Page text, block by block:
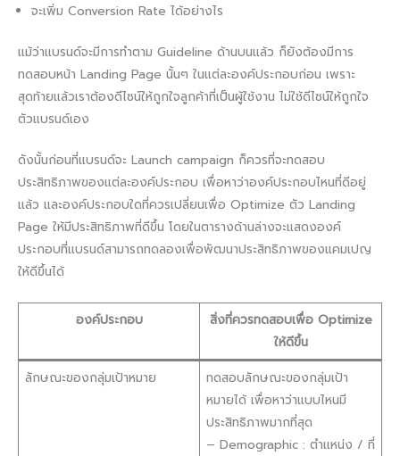
จะเพิ่ม Conversion Rate ได้อย่างไร
แม้ว่าแบรนด์จะมีการทำตาม Guideline ด้านบนแล้ว ก็ยังต้องมีการ
ทดสอบหน้า Landing Page นั้นๆ ในแต่ละองค์ประกอบก่อน เพราะ
สุดท้ายแล้วเราต้องดีไซน์ให้ถูกใจลูกค้าที่เป็นผู้ใช้งาน ไม่ใช้ดีไซน์ให้ถูกใจ
ตัวแบรนด์เอง
ดังนั้นก่อนที่แบรนด์จะ Launch campaign ก็ควรที่จะทดสอบ
ประสิทธิภาพของแต่ละองค์ประกอบ เพื่อหาว่าองค์ประกอบไหนที่ดีอยู่
แล้ว และองค์ประกอบใดที่ควรเปลี่ยนเพื่อ Optimize ตัว Landing
Page ให้มีประสิทธิภาพที่ดีขึ้น โดยในตารางด้านล่างจะแสดงองค์
ประกอบที่แบรนด์สามารถทดลองเพื่อพัฒนาประสิทธิภาพของแคมเปญ
ให้ดีขึ้นได้
องค์ประกอบ
สิ่งที่ควรทดสอบเพื่อ Optimize
ให้ดีขึ้น
ลักษณะของกลุ่มเป้าหมาย
ทดสอบลักษณะของกลุ่มเป้า
หมายได้ เพื่อหาว่าแบบไหนมี
ประสิทธิภาพมากที่สุด
– Demographic : ตำแหน่ง / ที่